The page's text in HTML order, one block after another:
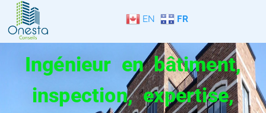
EN FR
Ingénieur en bâtiment,
inspection, expertise,